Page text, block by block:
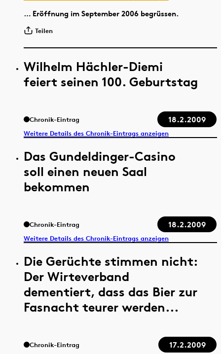
… Eröffnung im September 2006 begrüssen.
Teilen
Wilhelm Hächler-Diemi
feiert seinen 100. Geburtstag
Chronik-Eintrag 18.2.2009
Weitere Details des Chronik-Eintrags anzeigen
Das Gundeldinger-Casino
soll einen neuen Saal
bekommen
Chronik-Eintrag 18.2.2009
Weitere Details des Chronik-Eintrags anzeigen
Die Gerüchte stimmen nicht:
Der Wirteverband
dementiert, dass das Bier zur
Fasnacht teurer werden...
Chronik-Eintrag 17.2.2009